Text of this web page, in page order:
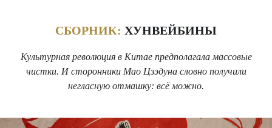
СБОРНИК: ХУНВЕЙБИНЫ
Культурная революция в Китае предполагала массовые
чистки. И сторонники Мао Цзэдуна словно получили
негласную отмашку: всё можно.